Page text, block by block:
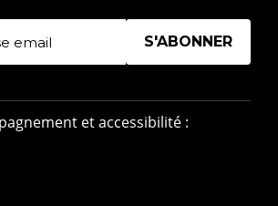
et accessibilité :